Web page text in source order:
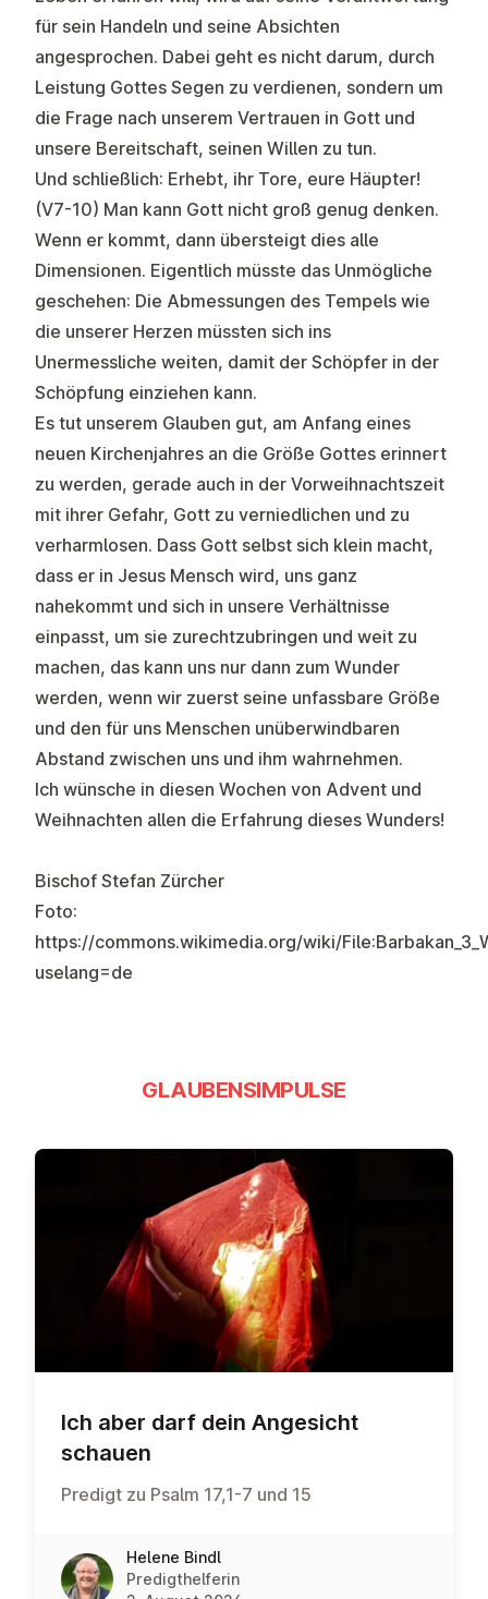
für sein Handeln und seine Absichten
angesprochen. Dabei geht es nicht darum, durch
Leistung Gottes Segen zu verdienen, sondern um
die Frage nach unserem Vertrauen in Gott und
unsere Bereitschaft, seinen Willen zu tun.
Und schließlich: Erhebt, ihr Tore, eure Häupter!
(V7-10) Man kann Gott nicht groß genug denken.
Wenn er kommt, dann übersteigt dies alle
Dimensionen. Eigentlich müsste das Unmögliche
geschehen: Die Abmessungen des Tempels wie
die unserer Herzen müssten sich ins
Unermessliche weiten, damit der Schöpfer in der
Schöpfung einziehen kann.
Es tut unserem Glauben gut, am Anfang eines
neuen Kirchenjahres an die Größe Gottes erinnert
zu werden, gerade auch in der Vorweihnachtszeit
mit ihrer Gefahr, Gott zu verniedlichen und zu
verharmlosen. Dass Gott selbst sich klein macht,
dass er in Jesus Mensch wird, uns ganz
nahekommt und sich in unsere Verhältnisse
einpasst, um sie zurechtzubringen und weit zu
machen, das kann uns nur dann zum Wunder
werden, wenn wir zuerst seine unfassbare Größe
und den für uns Menschen unüberwindbaren
Abstand zwischen uns und ihm wahrnehmen.
Ich wünsche in diesen Wochen von Advent und
Weihnachten allen die Erfahrung dieses Wunders!
Bischof Stefan Zürcher
Foto:
https://commons.wikimedia.org/wiki/
uselang=de
GLAUBENSIMPULSE
Ich aber darf dein Angesicht
schauen
Predigt zu Psalm 17,1-7 und 15
Helene Bindl
Predigthelferin